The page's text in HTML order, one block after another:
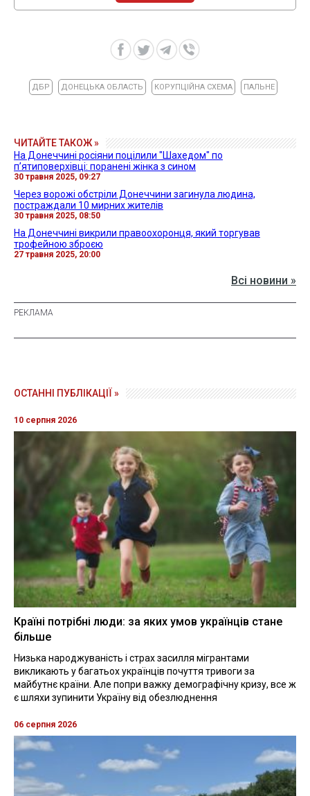
ДБР ДОНЕЦЬКА ОБЛАСТЬ КОРУПЦІЙНА СХЕМА ПАЛЬНЕ
ЧИТАЙТЕ ТАКОЖ »
На Донеччині росіяни поцілили "Шахедом" по
п’ятиповерхівці: поранені жінка з сином
30 травня 2025, 09:27
Через ворожі обстріли Донеччини загинула людина,
постраждали 10 мирних жителів
30 травня 2025, 08:50
На Донеччині викрили правоохоронця, який торгував
трофейною зброєю
27 травня 2025, 20:00
Всі новини »
ОСТАННІ ПУБЛІКАЦІЇ »
10 серпня 2026
Країні потрібні люди: за яких умов українців стане
більше
Низька народжуваність і страх засилля мігрантами
викликають у багатьох українців почуття тривоги за
майбутнє країни. Але попри важку демографічну кризу, все ж
є шляхи зупинити Україну від обезлюднення
06 серпня 2026